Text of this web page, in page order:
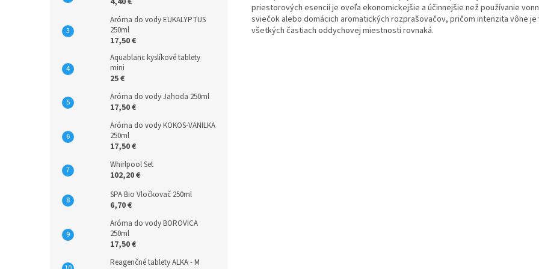
Aróma do vody EUKALYPTUS
250ml
17,50 €
Aquablanc kyslíkové tablety
mini
25 €
Aróma do vody Jahoda 250ml
17,50 €
Aróma do vody KOKOS-VANILKA
250ml
17,50 €
Whirlpool Set
102,20 €
SPA Bio Vločkovač 250ml
6,70 €
Aróma do vody BOROVICA
250ml
17,50 €
Reagenčné tablety ALKA - M
priestorových esencií je oveľa ekonomickejšie a účinnejšie než používanie
sviečok alebo domácich aromatických rozprašovačov, pričom intenzita vône je
všetkých častiach oddychovej miestnosti rovnaká.